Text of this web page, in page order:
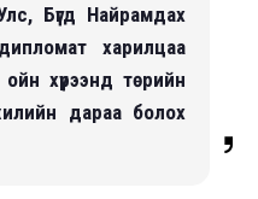
Бүгд Найрамдах
харилцаа
хүрээнд төрийн
дараа болох